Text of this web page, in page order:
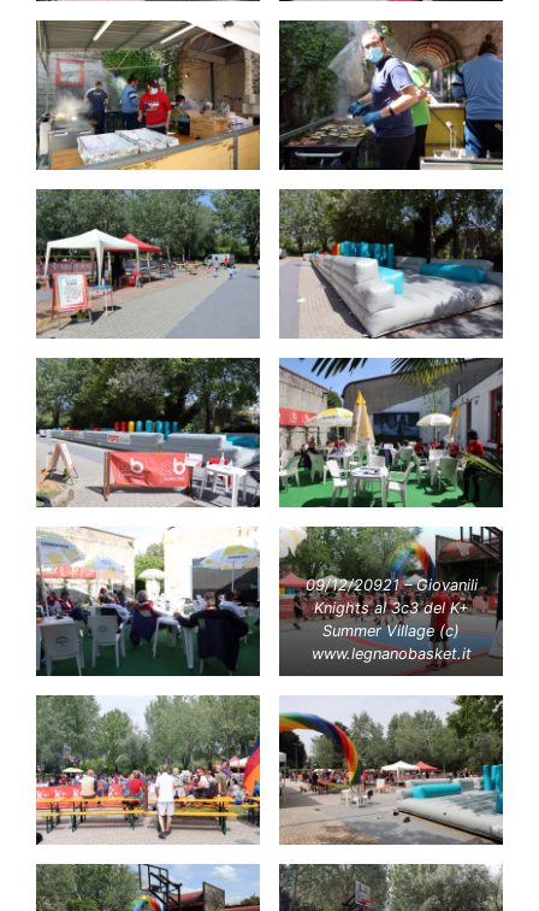
09/12/20921 – Giovanili
Knights al 3c3 del K+
Summer Village (c)
www.legnanobasket.it